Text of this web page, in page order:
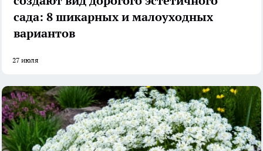
сада: 8 шикарных и малоуходных
вариантов
27 июля